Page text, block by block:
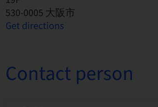
530-0005 大阪市
Get directions
Contact person